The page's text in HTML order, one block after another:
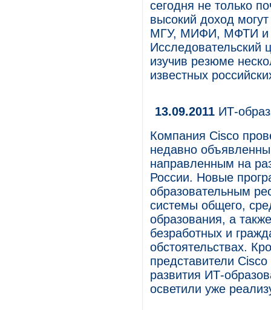
сегодня не только
высокий доход
МГУ, МИФИ, МФТИ и
Исследовательский
изучив резюме
известных
13.09.2011 ИТ-
Компания Cisco
недавно
направленным на
России. Новые
образовательным
системы общего,
образования, а
безработных и
обстоятельствах.
представители Cisco
развития ИТ-
осветили уже